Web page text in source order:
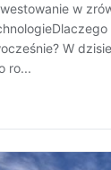
w
W
ro...